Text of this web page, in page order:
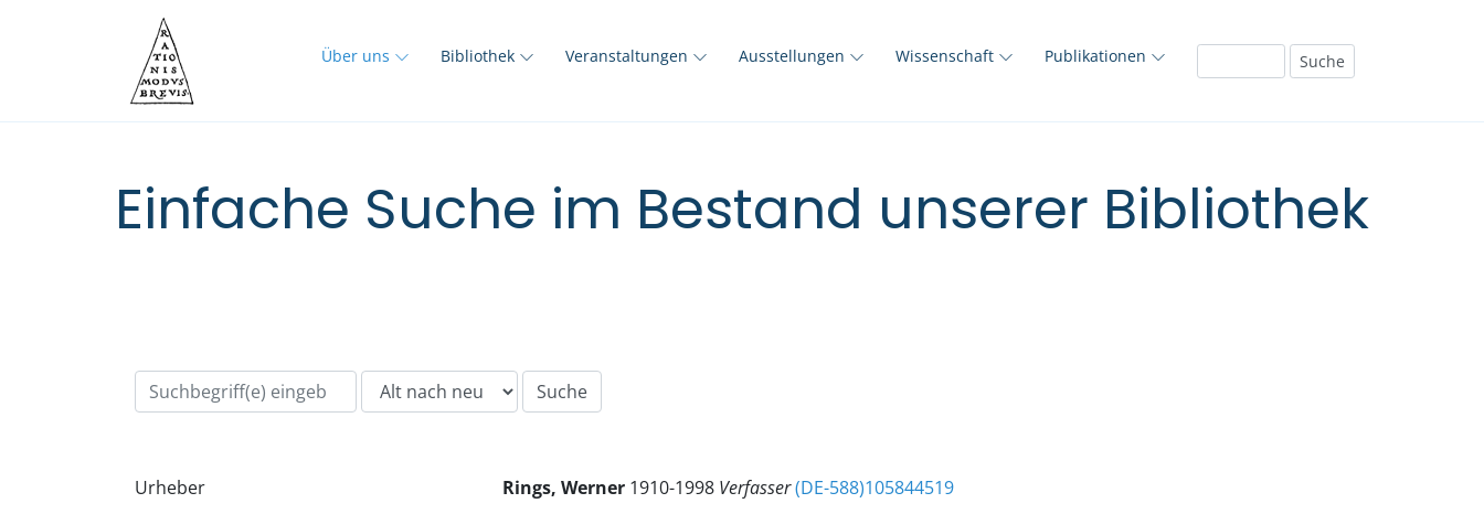
Über uns Bibliothek Veranstaltungen Ausstellungen Wissenschaft Publikationen
Einfache Suche im Bestand unserer Bibliothek
Urheber Rings, Werner 1910-1998 Verfasser(DE-588)105844519